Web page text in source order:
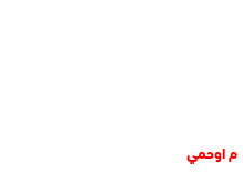
م اوحمي